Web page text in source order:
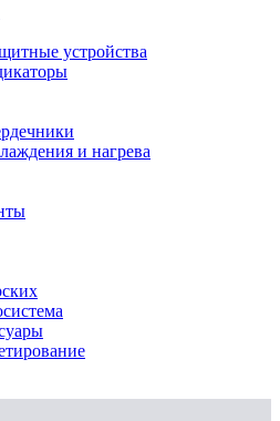
устройства
и нагрева